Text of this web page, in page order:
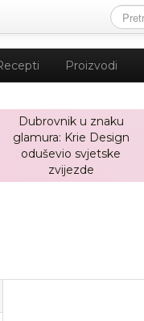
Proizvodi
Dubrovnik u znaku
glamura: Krie Design
oduševio svjetske
zvijezde